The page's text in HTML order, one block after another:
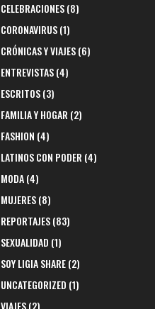
CELEBRACIONES(8)
CORONAVIRUS(1)
CRÓNICAS Y VIAJES(6)
ENTREVISTAS(4)
ESCRITOS(3)
FAMILIA Y HOGAR (2)
FASHION (4)
LATINOS CON PODER (4)
MODA(4)
MUJERES(8)
REPORTAJES(83)
SEXUALIDAD (1)
SOY LIGIA SHARE(2)
UNCATEGORIZED (1)